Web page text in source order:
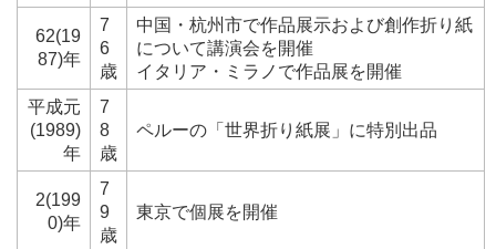
62(19
87)年
7
6
歳
中国・杭州市で作品展示および創作折り紙
について講演会を開催
イタリア・ミラノで作品展を開催
平成元
(1989)
年
7
8
歳
ペルーの「世界折り紙展」に特別出品
2(199
0)年
7
9
歳
東京で個展を開催